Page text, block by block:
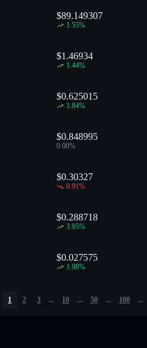
$89.149307
1.55%
$1.46934
1.44%
$0.625015
1.84%
$0.848995
0.00%
$0.30327
0.91%
$0.288718
3.95%
$0.027575
1.98%
1 2 3 ... 10 ... 50 ... 100 ...